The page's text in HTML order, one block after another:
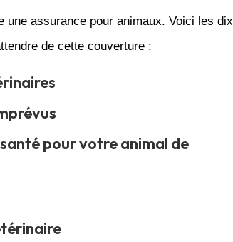
assurance pour animaux. Voici les dix
de cette couverture :
pour votre animal de